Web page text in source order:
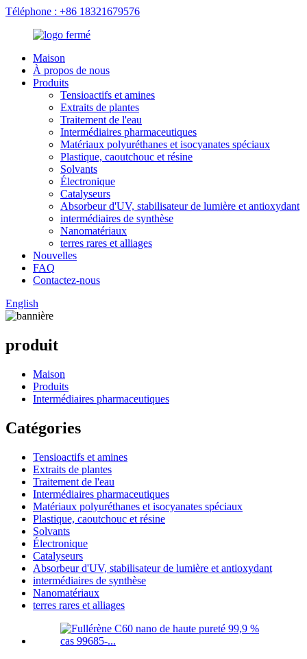
Téléphone : +86 18321679576
Maison
À propos de nous
Produits
Tensioactifs et amines
Extraits de plantes
Traitement de l'eau
Intermédiaires pharmaceutiques
Matériaux polyuréthanes et isocyanates spéciaux
Plastique, caoutchouc et résine
Solvants
Électronique
Catalyseurs
Absorbeur d'UV, stabilisateur de lumière et antioxydant
intermédiaires de synthèse
Nanomatériaux
terres rares et alliages
Nouvelles
FAQ
Contactez-nous
English
produit
Maison
Produits
Intermédiaires pharmaceutiques
Catégories
Tensioactifs et amines
Extraits de plantes
Traitement de l'eau
Intermédiaires pharmaceutiques
Matériaux polyuréthanes et isocyanates spéciaux
Plastique, caoutchouc et résine
Solvants
Électronique
Catalyseurs
Absorbeur d'UV, stabilisateur de lumière et antioxydant
intermédiaires de synthèse
Nanomatériaux
terres rares et alliages